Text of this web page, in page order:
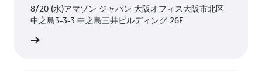
8/20 (水)アマゾン ジャパン 大阪オフィス大阪市北区
中之島3-3-3 中之島三井ビルディング 26F